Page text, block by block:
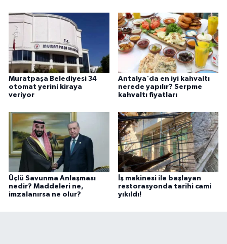
Muratpaşa Belediyesi 34
otomat yerini kiraya
veriyor
Antalya'da en iyi kahvaltı
nerede yapılır? Serpme
kahvaltı fiyatları
Üçlü Savunma Anlaşması
nedir? Maddeleri ne,
imzalanırsa ne olur?
İş makinesi ile başlayan
restorasyonda tarihi cami
yıkıldı!